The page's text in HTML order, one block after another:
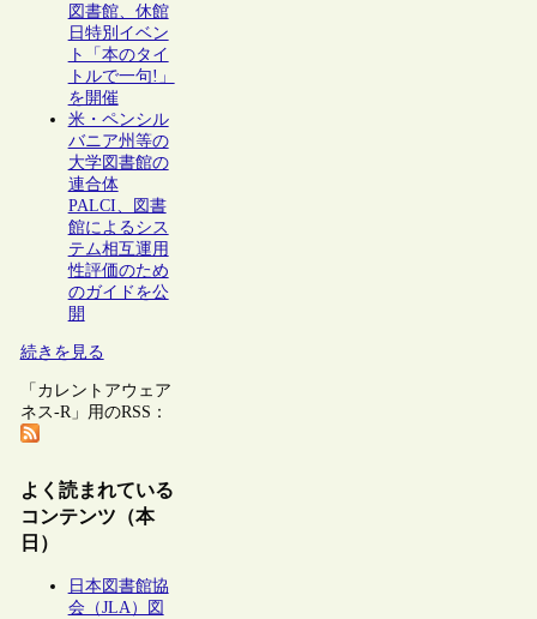
図書館、休館
日特別イベン
ト「本のタイ
トルで一句!」
を開催
米・ペンシル
バニア州等の
大学図書館の
連合体
PALCI、図書
館によるシス
テム相互運用
性評価のため
のガイドを公
開
続きを見る
「カレントアウェア
ネス-R」用のRSS：
よく読まれている
コンテンツ（本
日）
日本図書館協
会（JLA）図